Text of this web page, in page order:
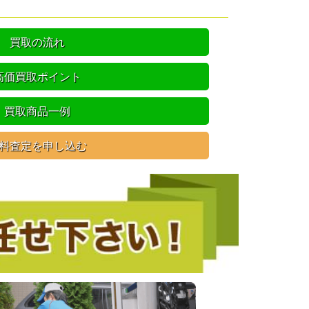
買取の流れ
価買取ポイント
買取商品一例
査定を申し込む